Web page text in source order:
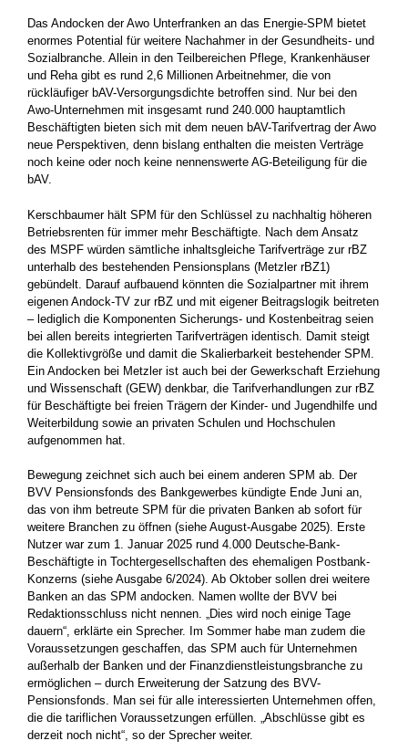
Das Andocken der Awo Unterfranken an das Energie-SPM bietet
enormes Potential für weitere Nachahmer in der Gesundheits- und
Sozialbranche. Allein in den Teilbereichen Pflege, Krankenhäuser
und Reha gibt es rund 2,6 Millionen Arbeitnehmer, die von
rückläufiger bAV-Versorgungsdichte betroffen sind. Nur bei den
Awo-Unternehmen mit insgesamt rund 240.000 hauptamtlich
Beschäftigten bieten sich mit dem neuen bAV-Tarifvertrag der Awo
neue Perspektiven, denn bislang enthalten die meisten Verträge
noch keine oder noch keine nennenswerte AG-Beteiligung für die
bAV.
Kerschbaumer hält SPM für den Schlüssel zu nachhaltig höheren
Betriebsrenten für immer mehr Beschäftigte. Nach dem Ansatz
des MSPF würden sämtliche inhaltsgleiche Tarifverträge zur rBZ
unterhalb des bestehenden Pensionsplans (Metzler rBZ1)
gebündelt. Darauf aufbauend könnten die Sozialpartner mit ihrem
eigenen Andock-TV zur rBZ und mit eigener Beitragslogik beitreten
– lediglich die Komponenten Sicherungs- und Kostenbeitrag seien
bei allen bereits integrierten Tarifverträgen identisch. Damit steigt
die Kollektivgröße und damit die Skalierbarkeit bestehender SPM.
Ein Andocken bei Metzler ist auch bei der Gewerkschaft Erziehung
und Wissenschaft (GEW) denkbar, die Tarifverhandlungen zur rBZ
für Beschäftigte bei freien Trägern der Kinder- und Jugendhilfe und
Weiterbildung sowie an privaten Schulen und Hochschulen
aufgenommen hat.
Bewegung zeichnet sich auch bei einem anderen SPM ab. Der
BVV Pensionsfonds des Bankgewerbes kündigte Ende Juni an,
das von ihm betreute SPM für die privaten Banken ab sofort für
weitere Branchen zu öffnen (siehe August-Ausgabe 2025). Erste
Nutzer war zum 1. Januar 2025 rund 4.000 Deutsche-Bank-
Beschäftigte in Tochtergesellschaften des ehemaligen Postbank-
Konzerns (siehe Ausgabe 6/2024). Ab Oktober sollen drei weitere
Banken an das SPM andocken. Namen wollte der BVV bei
Redaktionsschluss nicht nennen. „Dies wird noch einige Tage
dauern“, erklärte ein Sprecher. Im Sommer habe man zudem die
Voraussetzungen geschaffen, das SPM auch für Unternehmen
außerhalb der Banken und der Finanzdienstleistungsbranche zu
ermöglichen – durch Erweiterung der Satzung des BVV-
Pensionsfonds. Man sei für alle interessierten Unternehmen offen,
die die tariflichen Voraussetzungen erfüllen. „Abschlüsse gibt es
derzeit noch nicht“, so der Sprecher weiter.